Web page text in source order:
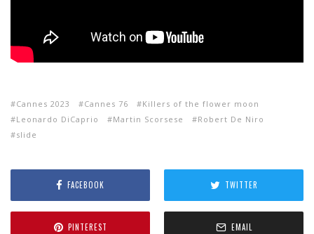
Cannes 2023 Cannes 76
Killers of the flower moon
Leonardo DiCaprio
Martin Scorsese
Robert De Niro
slide
FACEBOOK TWITTER
PINTEREST EMAIL